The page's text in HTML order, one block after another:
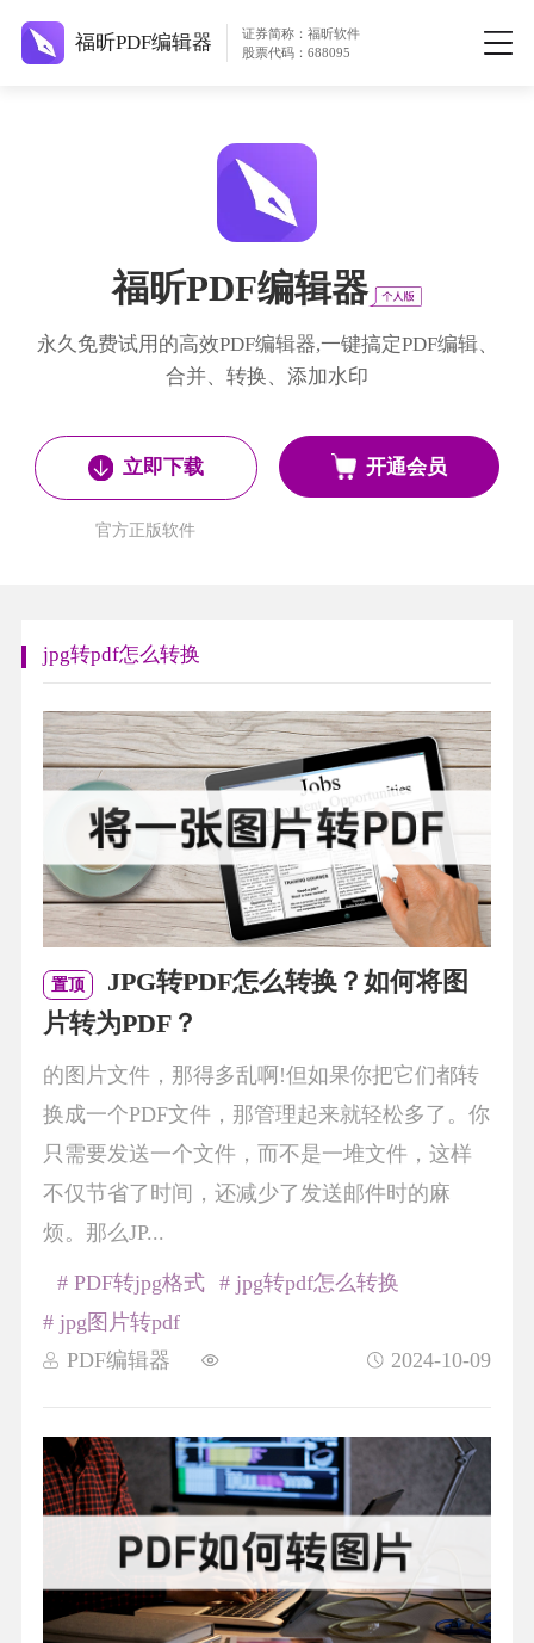
福昕PDF编辑器
证券简称：福昕软件
股票代码：688095
福昕PDF编辑器
永久免费试用的高效PDF编辑器,一键搞定PDF编辑、
合并、转换、添加水印
立即下载
官方正版软件
开通会员
jpg转pdf怎么转换
置顶
JPG转PDF怎么转换？如何将图
片转为PDF？
的图片文件，那得多乱啊!但如果你把它们都转
换成一个PDF文件，那管理起来就轻松多了。你
只需要发送一个文件，而不是一堆文件，这样
不仅节省了时间，还减少了发送邮件时的麻
烦。那么JP...
PDF编辑器 2024-10-09
# PDF转jpg格式
# jpg转pdf怎么转换
# jpg图片转pdf